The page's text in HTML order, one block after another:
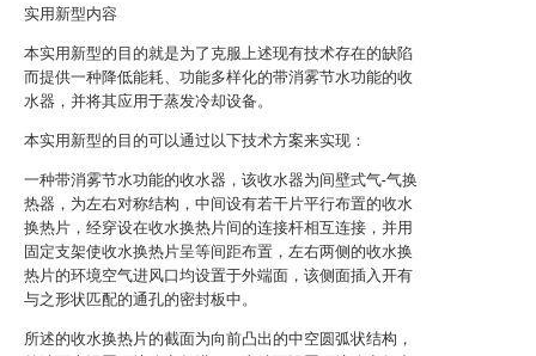
实用新型内容
本实用新型的目的就是为了克服上述现有技术存在的缺陷
而提供一种降低能耗、功能多样化的带消雾节水功能的收
水器，并将其应用于蒸发冷却设备。
本实用新型的目的可以通过以下技术方案来实现：
一种带消雾节水功能的收水器，该收水器为间壁式气-气换
热器，为左右对称结构，中间设有若干片平行布置的收水
换热片，经穿设在收水换热片间的连接杆相互连接，并用
固定支架使收水换热片呈等间距布置，左右两侧的收水换
热片的环境空气进风口均设置于外端面，该侧面插入开有
与之形状匹配的通孔的密封板中。
所述的收水换热片的截面为向前凸出的中空圆弧状结构，